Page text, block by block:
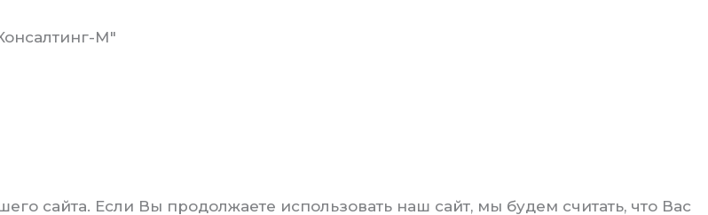
М"
сайта. Если Вы продолжаете использовать наш сайт, мы будем считать, что Вас